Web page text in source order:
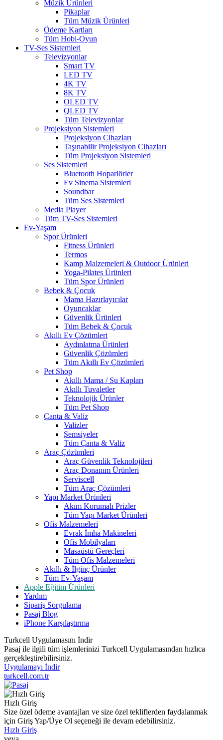
Müzik Ürünleri
Pikaplar
Tüm Müzik Ürünleri
Ödeme Kartları
Tüm Hobi-Oyun
TV-Ses Sistemleri
Televizyonlar
Smart TV
LED TV
4K TV
8K TV
OLED TV
QLED TV
Tüm Televizyonlar
Projeksiyon Sistemleri
Projeksiyon Cihazları
Taşınabilir Projeksiyon Cihazları
Tüm Projeksiyon Sistemleri
Ses Sistemleri
Bluetooth Hoparlörler
Ev Sinema Sistemleri
Soundbar
Tüm Ses Sistemleri
Media Player
Tüm TV-Ses Sistemleri
Ev-Yaşam
Spor Ürünleri
Fitness Ürünleri
Termos
Kamp Malzemeleri & Outdoor Ürünleri
Yoga-Pilates Ürünleri
Tüm Spor Ürünleri
Bebek & Çocuk
Mama Hazırlayıcılar
Oyuncaklar
Güvenlik Ürünleri
Tüm Bebek & Çocuk
Akıllı Ev Çözümleri
Aydınlatma Ürünleri
Güvenlik Çözümleri
Tüm Akıllı Ev Çözümleri
Pet Shop
Akıllı Mama / Su Kapları
Akıllı Tuvaletler
Teknolojik Ürünler
Tüm Pet Shop
Çanta & Valiz
Valizler
Şemsiyeler
Tüm Çanta & Valiz
Araç Çözümleri
Araç Güvenlik Teknolojileri
Araç Donanım Ürünleri
Serviscell
Tüm Araç Çözümleri
Yapı Market Ürünleri
Akım Korumalı Prizler
Tüm Yapı Market Ürünleri
Ofis Malzemeleri
Evrak İmha Makineleri
Ofis Mobilyaları
Masaüstü Gereçleri
Tüm Ofis Malzemeleri
Akıllı & İlginç Ürünler
Tüm Ev-Yaşam
Apple Eğitim Ürünleri
Yardım
Sipariş Sorgulama
Pasaj Blog
iPhone Karşılaştırma
Turkcell Uygulamasını İndir
Pasaj ile ilgili tüm işlemlerinizi Turkcell Uygulamasından hızlıca
gerçekleştirebilirsiniz.
Uygulamayı İndir
turkcell.com.tr
Hızlı Giriş
Size özel ödeme avantajları ve size özel tekliflerden faydalanmak
için Giriş Yap/Üye Ol seçeneği ile devam edebilirsiniz.
Hızlı Giriş